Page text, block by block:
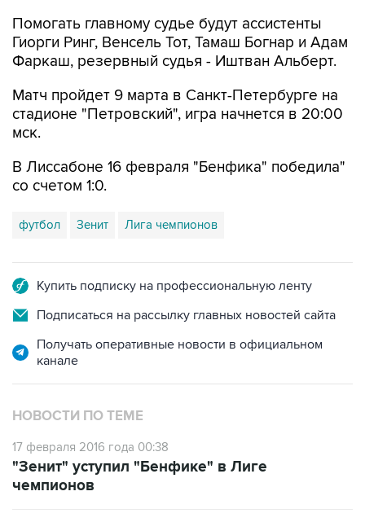
Помогать главному судье будут ассистенты
Гиорги Ринг, Венсель Тот, Тамаш Богнар и Адам
Фаркаш, резервный судья - Иштван Альберт.
Матч пройдет 9 марта в Санкт-Петербурге на
стадионе "Петровский", игра начнется в 20:00
мск.
В Лиссабоне 16 февраля "Бенфика" победила"
со счетом 1:0.
футбол Зенит Лига чемпионов
Купить подписку на профессиональную ленту
Подписаться на рассылку главных новостей сайта
Получать оперативные новости в официальном
канале
НОВОСТИ ПО ТЕМЕ
17 февраля 2016 года 00:38
"Зенит" уступил "Бенфике" в Лиге
чемпионов